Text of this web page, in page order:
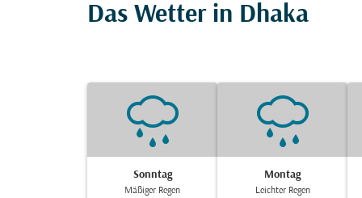
Das Wetter in Dhaka
Sonntag
Mäßiger Regen
Montag
Leichter Regen